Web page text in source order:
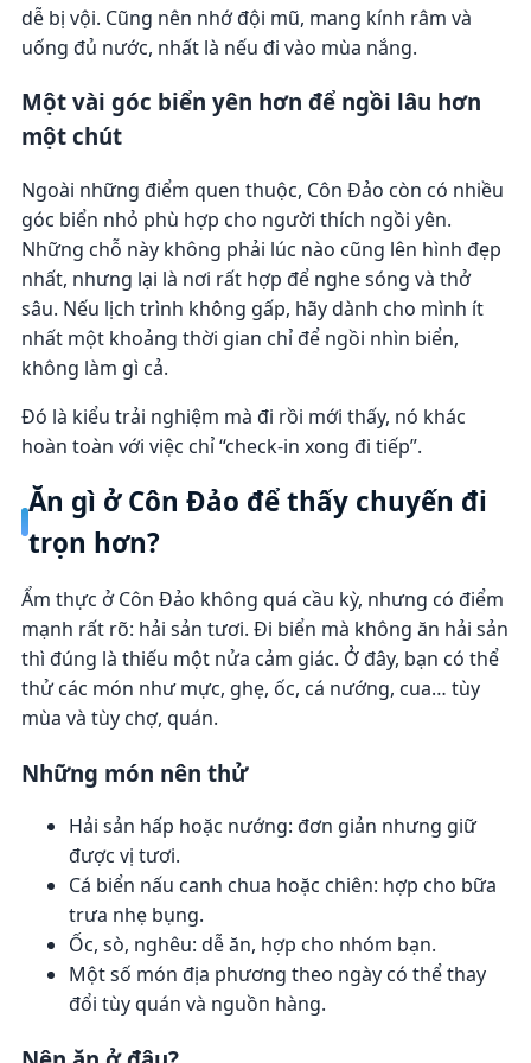
dễ bị vội. Cũng nên nhớ đội mũ, mang kính râm và
uống đủ nước, nhất là nếu đi vào mùa nắng.
Một vài góc biển yên hơn để ngồi lâu hơn
một chút
Ngoài những điểm quen thuộc, Côn Đảo còn có nhiều
góc biển nhỏ phù hợp cho người thích ngồi yên.
Những chỗ này không phải lúc nào cũng lên hình đẹp
nhất, nhưng lại là nơi rất hợp để nghe sóng và thở
sâu. Nếu lịch trình không gấp, hãy dành cho mình ít
nhất một khoảng thời gian chỉ để ngồi nhìn biển,
không làm gì cả.
Đó là kiểu trải nghiệm mà đi rồi mới thấy, nó khác
hoàn toàn với việc chỉ “check-in xong đi tiếp”.
Ăn gì ở Côn Đảo để thấy chuyến đi
trọn hơn?
Ẩm thực ở Côn Đảo không quá cầu kỳ, nhưng có điểm
mạnh rất rõ: hải sản tươi. Đi biển mà không ăn hải sản
thì đúng là thiếu một nửa cảm giác. Ở đây, bạn có thể
thử các món như mực, ghẹ, ốc, cá nướng, cua… tùy
mùa và tùy chợ, quán.
Những món nên thử
Hải sản hấp hoặc nướng: đơn giản nhưng giữ
được vị tươi.
Cá biển nấu canh chua hoặc chiên: hợp cho bữa
trưa nhẹ bụng.
Ốc, sò, nghêu: dễ ăn, hợp cho nhóm bạn.
Một số món địa phương theo ngày có thể thay
đổi tùy quán và nguồn hàng.